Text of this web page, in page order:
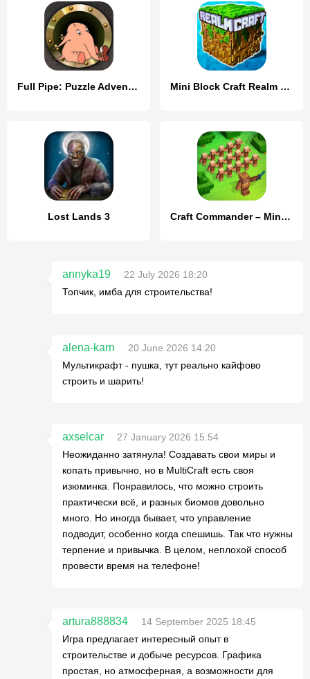
Full Pipe: Puzzle Adventure Mini Block Craft Realm Craft
Lost Lands 3 Craft Commander – Mine & Build
annyka19
22 July 2026 18:20
Топчик, имба для строительства!
alena-karn
20 June 2026 14:20
Мультикрафт - пушка, тут реально кайфово
строить и шарить!
axselcar
27 January 2026 15:54
Неожиданно затянула! Создавать свои миры и
копать привычно, но в MultiCraft есть своя
изюминка. Понравилось, что можно строить
практически всё, и разных биомов довольно
много. Но иногда бывает, что управление
подводит, особенно когда спешишь. Так что нужны
терпение и привычка. В целом, неплохой способ
провести время на телефоне!
artura888834
14 September 2025 18:45
Игра предлагает интересный опыт в
строительстве и добыче ресурсов. Графика
простая, но атмосферная, а возможности для